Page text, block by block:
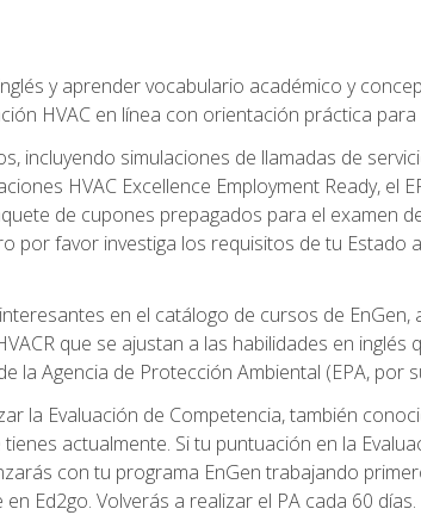
y aprender vocabulario académico y
HVAC en línea con orientación práctica
incluyendo simulaciones de llamadas de
HVAC Excellence Employment Ready, el
de cupones prepagados para el examen
por favor investiga los requisitos de tu
en el catálogo de cursos de
que se ajustan a las habilidades en
la Agencia de Protección Ambiental (EPA, por
la Evaluación de Competencia, también
actualmente. Si tu puntuación en la
con tu programa EnGen trabajando
Ed2go. Volverás a realizar el PA cada 60 días.